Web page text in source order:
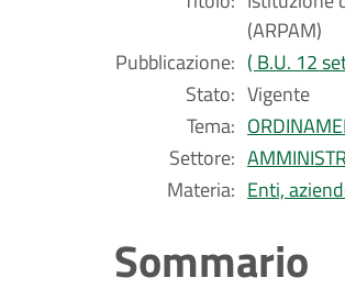
(ARPAM)
Pubblicazione: ( B.U. 12
Stato: Vigente
Tema:
Settore:
Materia: Enti,
Sommario